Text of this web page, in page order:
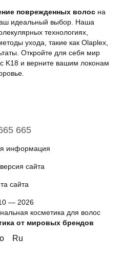
поврежденных волос на
идеальный выбор. Наша
технологиях,
ухода, такие как Olaplex,
Откройте для себя мир
K18 и верните вашим локонам
665
информация
сайта
сайта
— 2026
косметика для волос
от мировых брендов
Ru